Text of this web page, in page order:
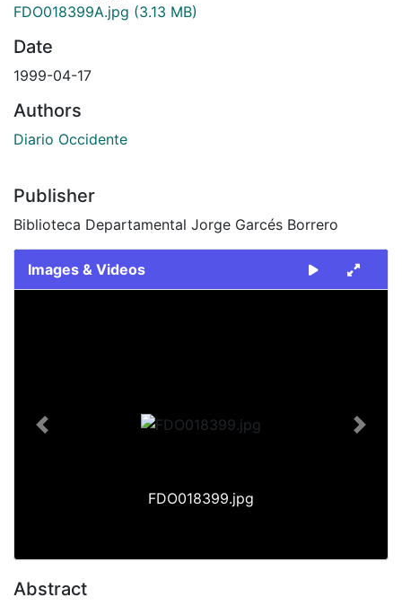
FDO018399A.jpg (3.13 MB)
Date
1999-04-17
Authors
Diario Occidente
Publisher
Biblioteca Departamental Jorge Garcés Borrero
Images & Videos
FDO018399.jpg
Previous Next
Abstract